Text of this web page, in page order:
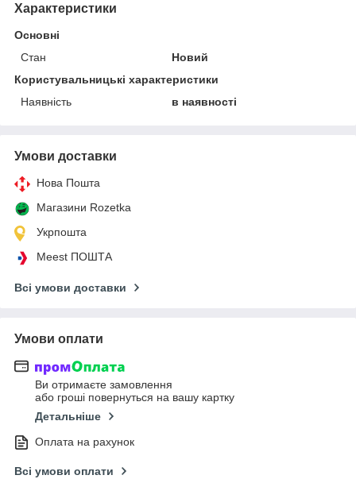
Характеристики
Основні
Стан
Новий
Користувальницькі характеристики
Наявність
в наявності
Умови доставки
Нова Пошта
Магазини Rozetka
Укрпошта
Meest ПОШТА
Всі умови доставки
Умови оплати
Ви отримаєте замовлення
або гроші повернуться на вашу картку
Детальніше
Оплата на рахунок
Всі умови оплати